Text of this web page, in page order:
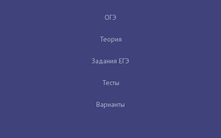
ОГЭ
Теория
Задания ЕГЭ
Тесты
Варианты